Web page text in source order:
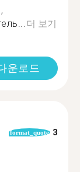
더 보기
운로드
format_quote 3